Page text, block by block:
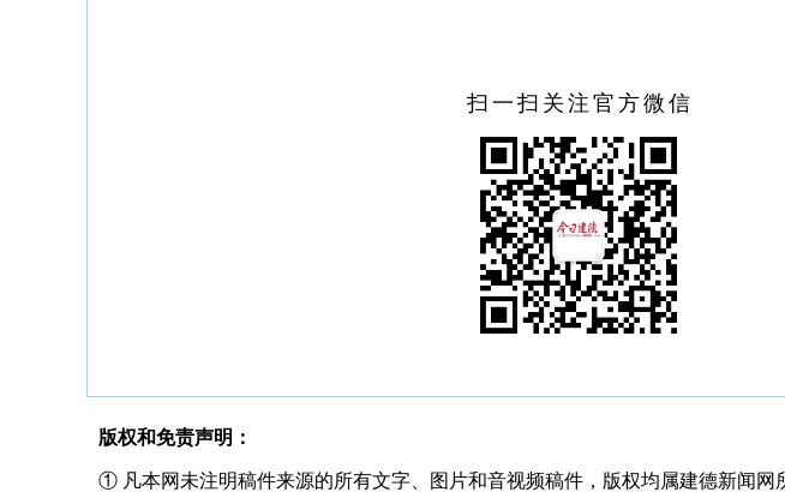
扫一扫关注官方微信
版权和免责声明：
① 凡本网未注明稿件来源的所有文字、图片和音视频稿件，版权均属建德新闻网